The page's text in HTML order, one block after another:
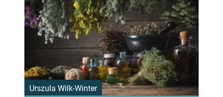
Urszula Wilk-Winter